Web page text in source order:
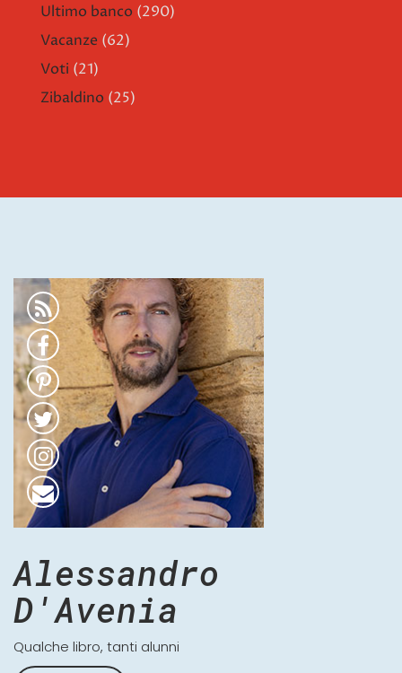
Ultimo banco (290)
Vacanze (62)
Voti (21)
Zibaldino (25)
Alessandro
D'Avenia
Qualche libro, tanti alunni